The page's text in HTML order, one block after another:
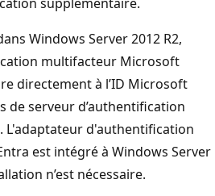
Windows Server 2012 R2,
multifacteur Microsoft
directement à l’ID Microsoft
de serveur d’authentification
L'adaptateur d'authentification
est intégré à Windows Server
n’est nécessaire.